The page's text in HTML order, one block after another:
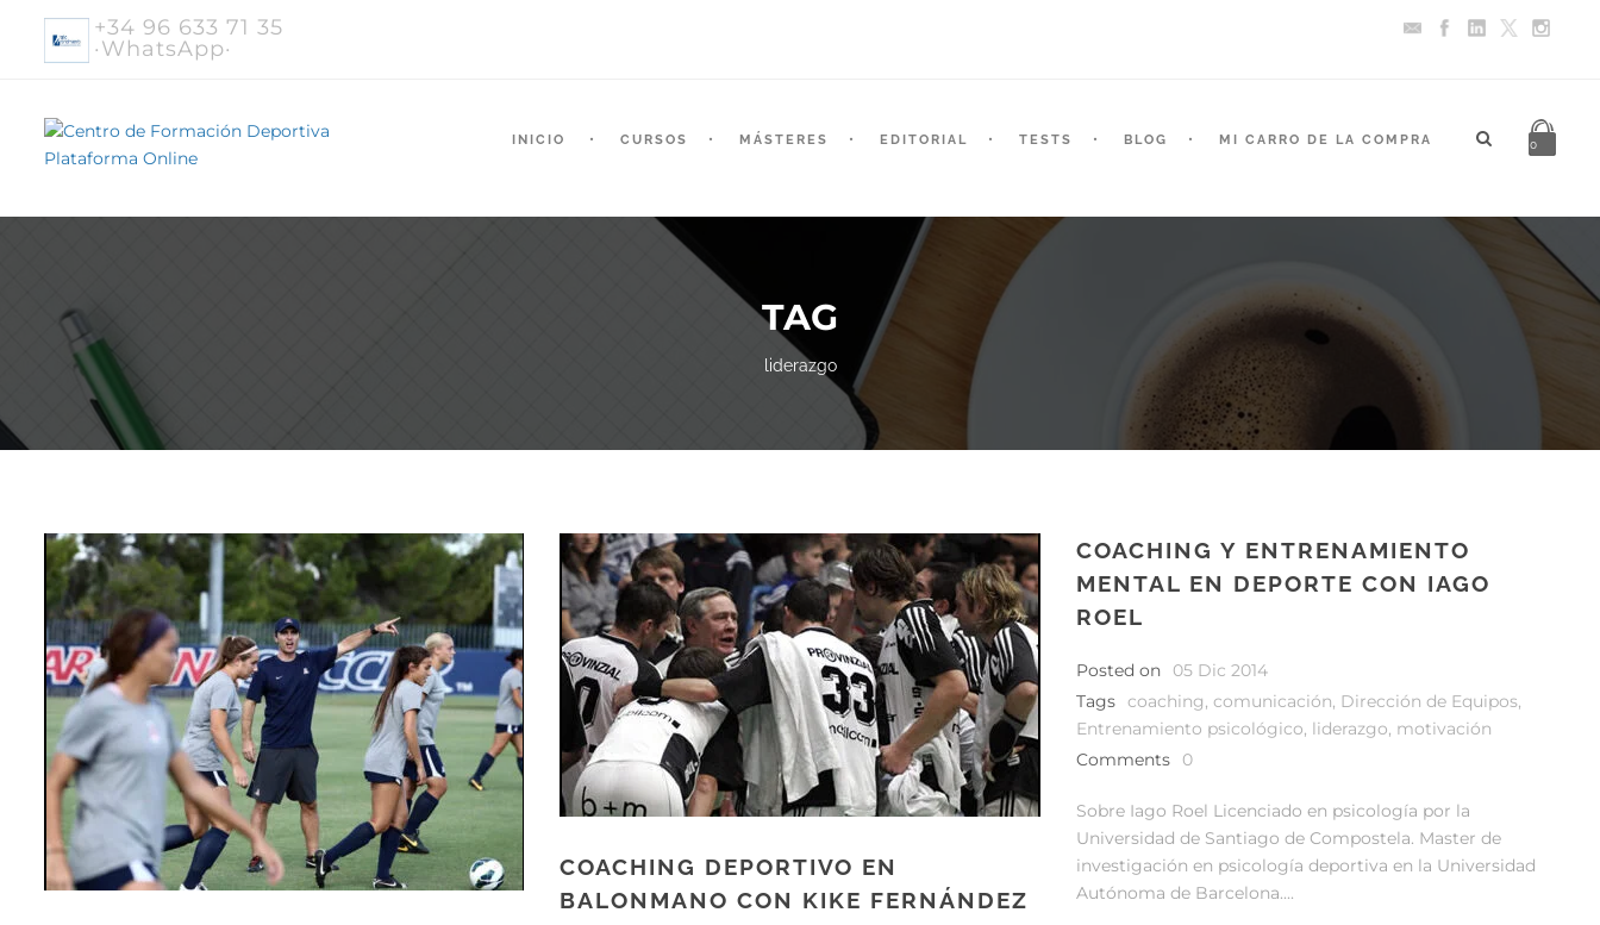
+34 96 633 71 35
·WhatsApp·
INICIO CURSOS MÁSTERES EDITORIAL TESTS BLOG MI CARRO DE LA COMPRA 0
TAG
liderazgo
COACHING DEPORTIVO EN
BALONMANO CON KIKE FERNÁNDEZ
COACHING Y ENTRENAMIENTO
MENTAL EN DEPORTE CON IAGO
ROEL
Posted on
05 Dic 2014
Tags coaching, comunicación, Dirección de Equipos,
Entrenamiento psicológico, liderazgo, motivación
Comments
0
Sobre Iago Roel Licenciado en psicología por la
Universidad de Santiago de Compostela. Master de
investigación en psicología deportiva en la Universidad
Autónoma de Barcelona....